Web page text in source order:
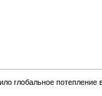
глобальное